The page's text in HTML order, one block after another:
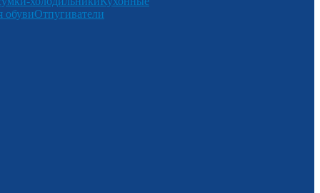
обувиОтпугиватели